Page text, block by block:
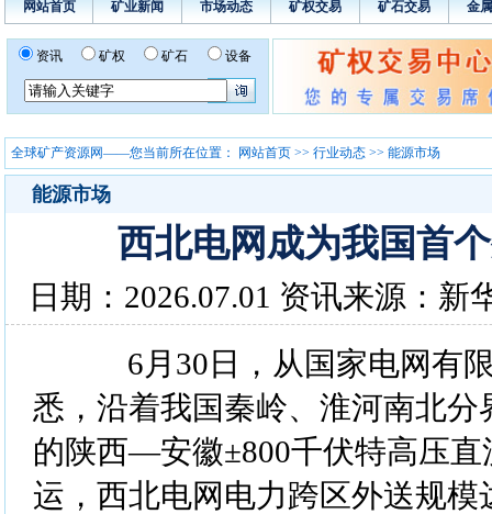
网站首页 矿业新闻 市场动态 矿权交易 矿石交易 金
资讯 矿权 矿石 设备
全球矿产资源网——您当前所在位置： 网站首页 >> 行业动态 >> 能源市场
能源市场
西北电网成为我国首
日期：2026.07.01 资讯来源：新
6月30日，从国家电网有限
悉，沿着我国秦岭、淮河南北分
的陕西—安徽±800千伏特高压直
运，西北电网电力跨区外送规模